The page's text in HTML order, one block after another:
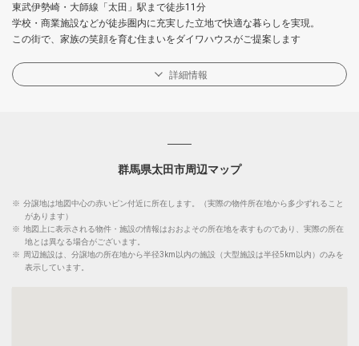
東武伊勢崎・大師線「太田」駅まで徒歩11分
学校・商業施設などが徒歩圏内に充実した立地で快適な暮らしを実現。
この街で、家族の笑顔を育む住まいをダイワハウスがご提案します
詳細情報
群馬県太田市周辺マップ
※ 分譲地は地図中心の赤いピン付近に所在します。（実際の物件所在地から多少ずれること
があります）
※ 地図上に表示される物件・施設の情報はおおよその所在地を表すものであり、実際の所在
地とは異なる場合がございます。
※ 周辺施設は、分譲地の所在地から半径3km以内の施設（大型施設は半径5km以内）のみを
表示しています。